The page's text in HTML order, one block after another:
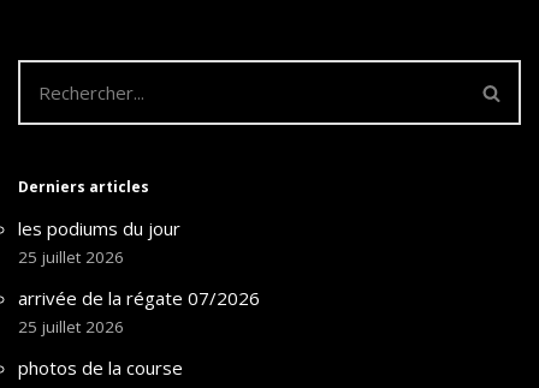
Derniers articles
les podiums du jour
25 juillet 2026
arrivée de la régate 07/2026
25 juillet 2026
photos de la course